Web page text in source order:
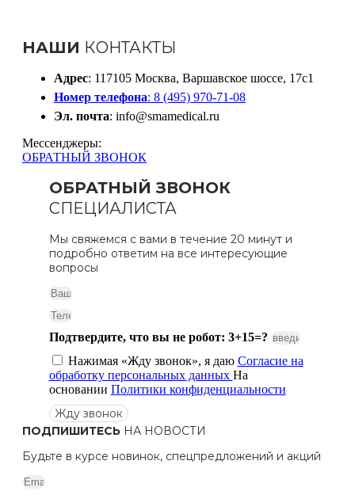
НАШИ КОНТАКТЫ
Адрес: 117105 Москва, Варшавское шоссе, 17с1
Номер телефона: 8 (495) 970-71-08
Эл. почта: info@smamedical.ru
Мессенджеры:
ОБРАТНЫЙ ЗВОНОК
ОБРАТНЫЙ ЗВОНОК
СПЕЦИАЛИСТА
Мы свяжемся с вами в течение 20 минут и
подробно ответим на все интересующие
вопросы
Подтвердите, что вы не робот: 3+15=?
Нажимая «Жду звонок», я даю Согласие на
обработку персональных данных На
основании Политики конфиденциальности
Жду звонок
ПОДПИШИТЕСЬ НА НОВОСТИ
Будьте в курсе новинок, спецпредложений и акций